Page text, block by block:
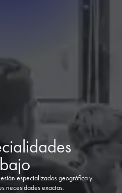
especializados geográfica y
necesidades exactas.